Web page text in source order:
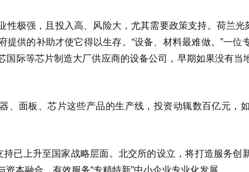
性极强，且投入高、风险大，尤其需要政策支持。荷兰
提供的补助才使它得以生存。“设备、材料最难做。”一位
国际等芯片制造大厂供应商的设备公司，早期如果没有当
、面板、芯片这些产品的生产线，投资动辄数百亿元，
持已上升至国家战略层面。北交所的设立，将打造服务创
本融合，有效服务“专精特新”中小企业专业化发展。